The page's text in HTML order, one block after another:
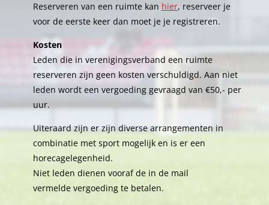
Reserveren van een ruimte kan hier, reserveer je
voor de eerste keer dan moet je je registreren.
Kosten
Leden die in verenigingsverband een ruimte
reserveren zijn geen kosten verschuldigd. Aan niet
leden wordt een vergoeding gevraagd van €50,- per
uur.
Uiteraard zijn er zijn diverse arrangementen in
combinatie met sport mogelijk en is er een
horecagelegenheid.
Niet leden dienen vooraf de in de mail
vermelde vergoeding te betalen.